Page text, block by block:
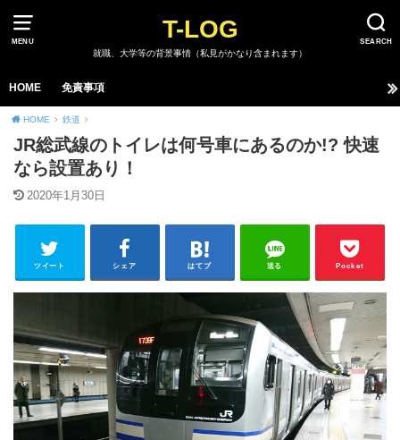
MENU SEARCH
T-LOG
就職、大学等の背景事情（私見がかなり含まれます）
HOME 免責事項
HOME 鉄道
JR総武線のトイレは何号車にあるのか!? 快速
なら設置あり！
2020年1月30日
ツイート シェア はてブ 送る Pocket